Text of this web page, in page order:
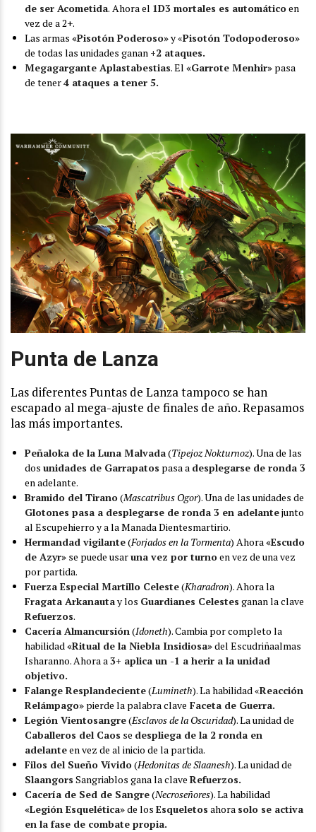
de ser Acometida. Ahora el 1D3 mortales es automáticoen
vez de a 2+.
Las armas «Pisotón Poderoso»y «Pisotón Todopoderoso»
de todas las unidades ganan +2 ataques.
Megagargante Aplastabestias. El «Garrote Menhir» pasa
de tener4 ataques a tener 5.
Punta de Lanza
Las diferentes Puntas de Lanza tampoco se han
escapado al mega-ajuste de finales de año. Repasamos
las más importantes.
Peñaloka de la Luna Malvada(Tipejoz Nokturnoz). Una de las
dos unidades de Garrapatos pasa a desplegarse de ronda 3
en adelante.
Bramido del Tirano(Mascatribus Ogor). Una de las unidades de
Glotones pasa a desplegarse de ronda 3 en adelantejunto
al Escupehierro y a la Manada Dientesmartirio.
Hermandad vigilante(Forjados en la Tormenta) Ahora«Escudo
de Azyr» se puede usaruna vez por turnoen vez de una vez
por partida.
Fuerza Especial Martillo Celeste(Kharadron). Ahora la
Fragata Arkanautay los Guardianes Celestes ganan la clave
Refuerzos.
Cacería Almancursión(Idoneth). Cambia por completo la
habilidad«Ritual de la Niebla Insidiosa»del Escudriñaalmas
Isharanno. Ahora a3+ aplica un -1 a herir a la unidad
objetivo.
Falange Resplandeciente(Lumineth). La habilidad «Reacción
Relámpago» pierde la palabra clave Faceta de Guerra.
Legión Vientosangre(Esclavos de la Oscuridad). La unidad de
Caballeros del Caos se despliega de la 2 ronda en
adelanteen vez de al inicio de la partida.
Filos del Sueño Vívido(Hedonitas de Slaanesh). La unidad de
Slaangors Sangriablos gana la clave Refuerzos.
Cacería de Sed de Sangre(Necroseñores). La habilidad
«Legión Esquelética»de los Esqueletos ahora solo se activa
en la fase de combate propia.